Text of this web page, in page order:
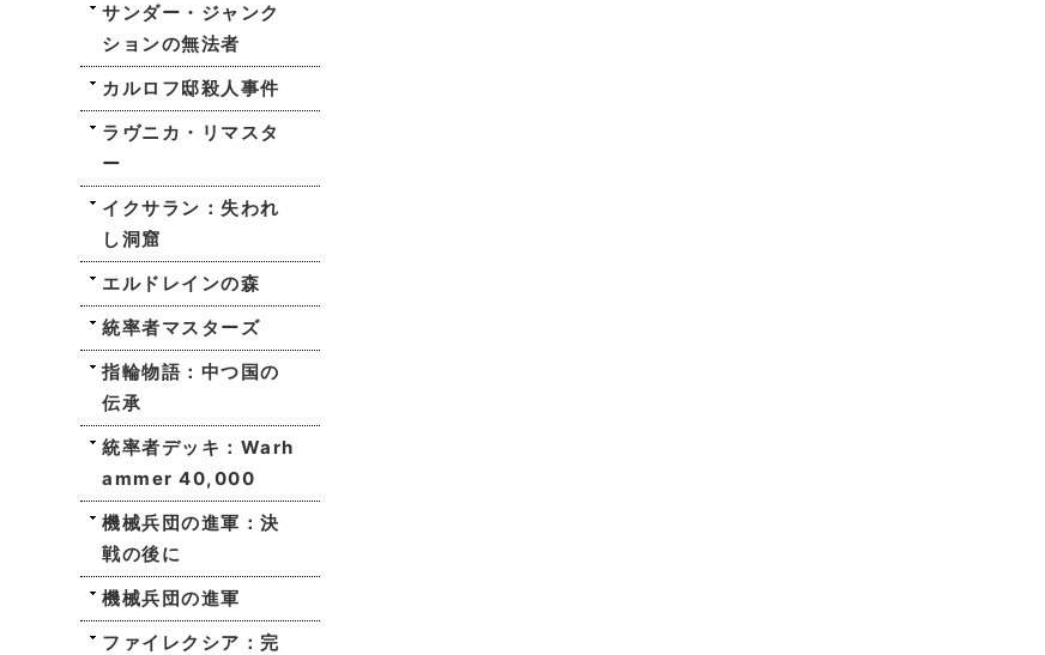
サンダー・ジャンク
ションの無法者
カルロフ邸殺人事件
ラヴニカ・リマスタ
ー
イクサラン：失われ
し洞窟
エルドレインの森
統率者マスターズ
指輪物語：中つ国の
伝承
統率者デッキ：Warh
ammer 40,000
機械兵団の進軍：決
戦の後に
機械兵団の進軍
ファイレクシア：完